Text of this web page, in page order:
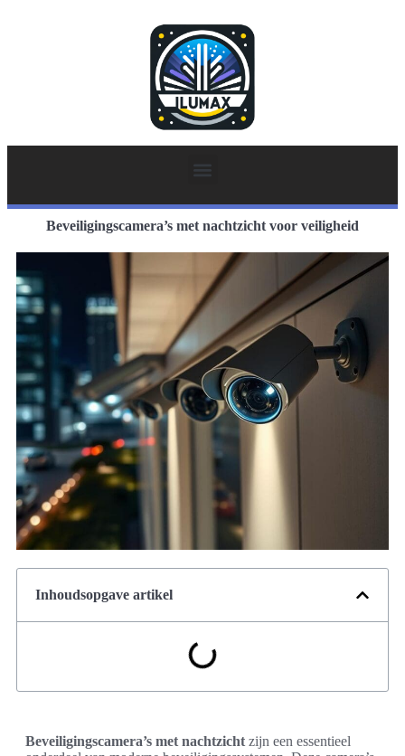
Beveiligingscamera’s met nachtzicht voor veiligheid
Inhoudsopgave artikel
Beveiligingscamera’s met nachtzicht zijn een essentieel